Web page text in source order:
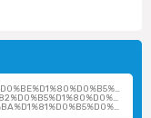
%D0%B0%D0%BB%D0%B5%D0%BA%D1%81%D0%B5%D0%B5%D0%B2%D0%BD%D0%B0/